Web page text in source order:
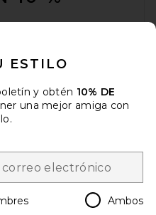
momento.
Country Regions
USD
ESTILO
y obtén 10% DE
una mejor amiga con
Ambos